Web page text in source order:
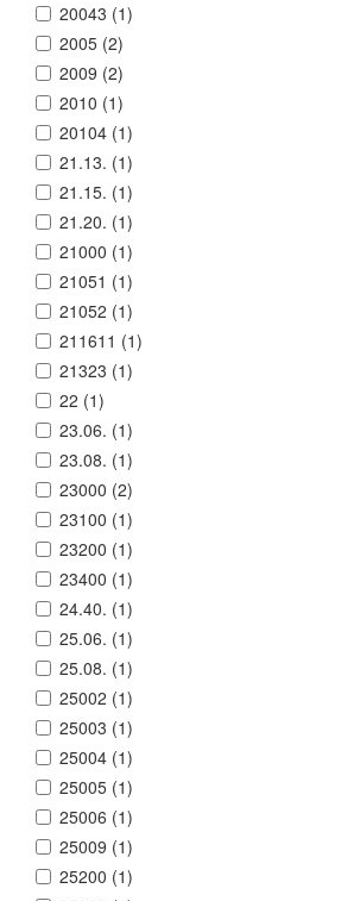
20043 (1)
2005 (2)
2009 (2)
2010 (1)
20104 (1)
21.13. (1)
21.15. (1)
21.20. (1)
21000 (1)
21051 (1)
21052 (1)
211611 (1)
21323 (1)
22 (1)
23.06. (1)
23.08. (1)
23000 (2)
23100 (1)
23200 (1)
23400 (1)
24.40. (1)
25.06. (1)
25.08. (1)
25002 (1)
25003 (1)
25004 (1)
25005 (1)
25006 (1)
25009 (1)
25200 (1)